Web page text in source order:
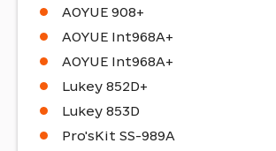
AOYUE 908+
AOYUE Int968A+
AOYUE Int968A+
Lukey 852D+
Lukey 853D
Pro'sKit SS-989A